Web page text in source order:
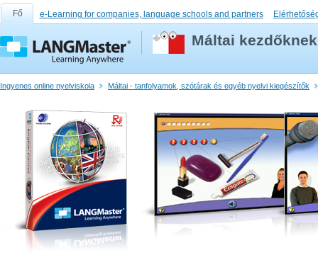
Fő e-Learning for companies, language schools and partners
Máltai kezdőknek
Ingyenes online nyelviskola Máltai - tanfolyamok, szótárak és egyéb nyelvi kiegészítők